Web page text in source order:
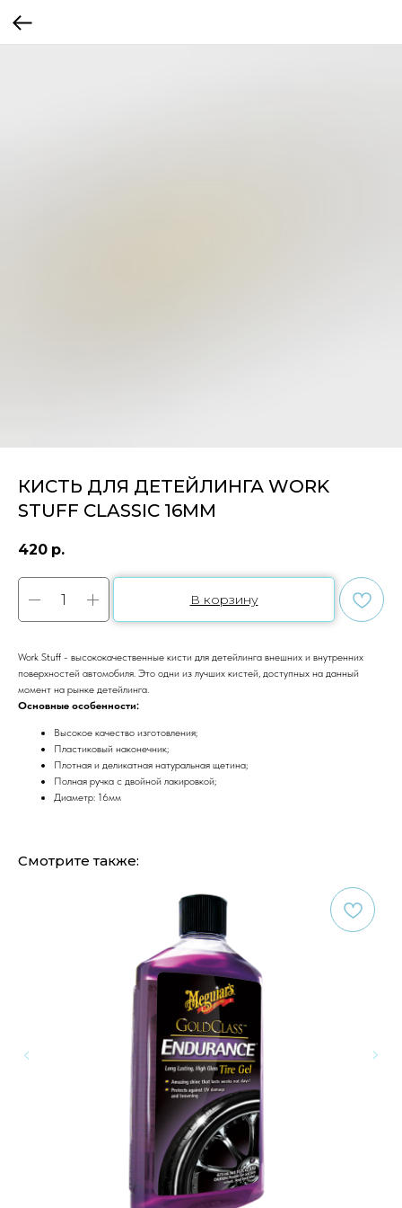
КИСТЬ ДЛЯ ДЕТЕЙЛИНГА WORK
STUFF CLASSIC 16ММ
420 р.
В корзину
Work Stuff - высококачественные кисти для детейлинга внешних и внутренних
поверхностей автомобиля. Это одни из лучших кистей, доступных на данный
момент на рынке детейлинга.
Основные особенности:
Высокое качество изготовления;
Пластиковый наконечник;
Плотная и деликатная натуральная щетина;
Полная ручка с двойной лакировкой;
Диаметр: 16мм
Смотрите также: